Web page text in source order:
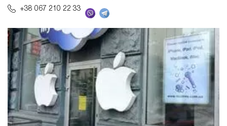
+38 067 210 22 33